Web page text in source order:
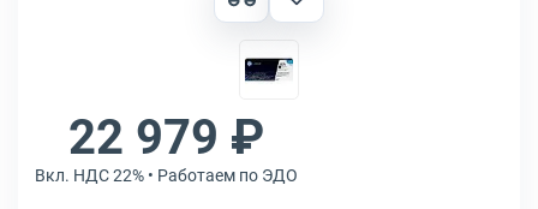
22 979 ₽
Вкл. НДС 22% • Работаем по ЭДО